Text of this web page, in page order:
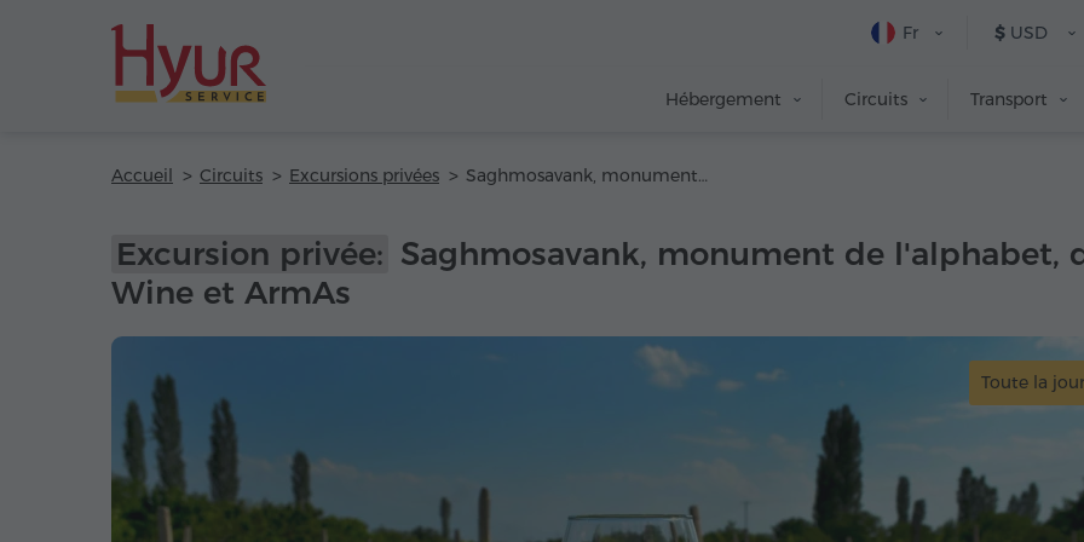
$ USD
Fr
Hébergement Circuits Transport
Accueil Circuits Excursions privées Saghmosavank, monument de l'alphabet, domaines viticoles Armenia Wine et ArmAs
Excursion privée: Saghmosavank, monument de l'alphabet,
Wine et ArmAs
Toute la